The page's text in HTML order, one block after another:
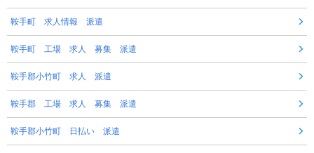
鞍手町 求人情報 派遣
鞍手町 工場 求人 募集 派遣
鞍手郡小竹町 求人 派遣
鞍手郡 工場 求人 募集 派遣
鞍手郡小竹町 日払い 派遣